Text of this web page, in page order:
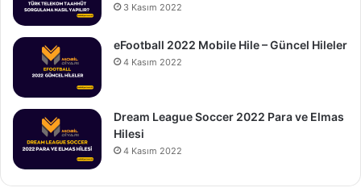
3 Kasım 2022
eFootball 2022 Mobile Hile – Güncel Hileler
4 Kasım 2022
Dream League Soccer 2022 Para ve Elmas
Hilesi
4 Kasım 2022